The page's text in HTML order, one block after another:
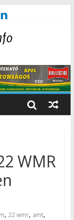
WMR
, 22 wmr, amt,